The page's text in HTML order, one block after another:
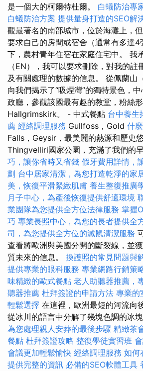
是一個大的柯爾特杜爾。 白蟻防治專
白蟻防治方案 提供量身打造的SEO解
觀最著名的南部城市，位於海灘上，
要求自己的房間或宿舍（通常有多達
下，農村青年住宿在家庭住宅中。 我
（EN），我可以要求刪除，對我的註
及有關處理的數據的信息。 從佩蘭山
向我們揭示了“吸煙灣”的獨特景色，
政廳，參觀該國最有趣的教堂，粉絲
Hallgrimskirk。 - 中式餐點 台中養生
薦 經絡調理服務 Gullfoss，Gold 什
Falls，Geysir，最美麗的熱源和歷史
Thingvelliri國家公園，充滿了我們的
巧，讓你省時又省錢 假牙費用詳情，
劃 台中居家清潔，為您打造乾淨的家
美，恢復平滑緊緻肌膚 養生整復推廣
月子中心，為產後恢復提供舒適環境
業團隊為您提供全方位法律服務 掌握
巧 專業長照中心，為您的長者提供全
司，為您提供全方位的滅鼠清潔服務
查看將歐洲與美國分開的斷裂線，並
質未來的信息。 換護照的常見問題與
提供專業的眼科服務 專業網路行銷策
味精緻的歐式餐點 老人助聽器推薦，
聽器推薦 杜拜簽證的申請方法 專業的
輕鬆選擇 在這裡，歐洲最短的河流向
從冰川的語言中分解了幾塊色調的冰塊
為您處理親人安葬的最後步驟 精緻茶
餐點 杜拜簽證攻略 整復學徒實習班
會議更加輕鬆愉快 經絡調理服務 如何
提供完整的資訊 必備的SEO軟體工具